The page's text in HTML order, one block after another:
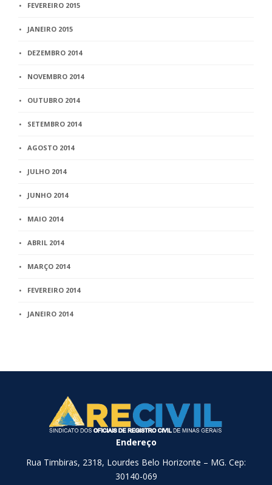
FEVEREIRO 2015
JANEIRO 2015
DEZEMBRO 2014
NOVEMBRO 2014
OUTUBRO 2014
SETEMBRO 2014
AGOSTO 2014
JULHO 2014
JUNHO 2014
MAIO 2014
ABRIL 2014
MARÇO 2014
FEVEREIRO 2014
JANEIRO 2014
Endereço
Rua Timbiras, 2318, Lourdes Belo Horizonte – MG. Cep:
30140-069